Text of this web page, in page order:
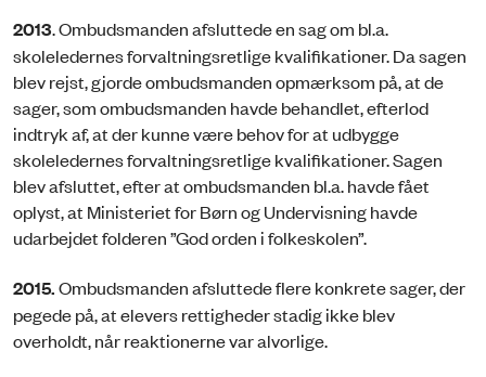
2013. Ombudsmanden afsluttede en sag om bl.a.
skoleledernes forvaltningsretlige kvalifikationer. Da sagen
blev rejst, gjorde ombudsmanden opmærksom på, at de
sager, som ombudsmanden havde behandlet, efterlod
indtryk af, at der kunne være behov for at udbygge
skoleledernes forvaltningsretlige kvalifikationer. Sagen
blev afsluttet, efter at ombudsmanden bl.a. havde fået
oplyst, at Ministeriet for Børn og Undervisning havde
udarbejdet folderen ”God orden i folkeskolen”.
2015.Ombudsmanden afsluttede flere konkrete sager, der
pegede på, at elevers rettigheder stadig ikke blev
overholdt, når reaktionerne var alvorlige.